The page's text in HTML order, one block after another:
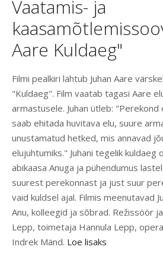
Vaatamis- ja
Aare Kuldaeg"
Filmi pealkiri lähtub Juhan Aare
"Kuldaeg". Film vaatab tagasi Aare
armastusele. Juhan ütleb: "Perekond
saab ehitada huvitava elu, suure
unustamatud hetked, mis annavad
elujuhtumiks." Juhani tegelik kuldaeg
abikaasa Anuga ja pühendumus
suurest perekonnast ja just suur
vaid kuldsel ajal. Filmis meenutavad
Anu, kolleegid ja sõbrad. Režissöör
Lepp, toimetaja Hannula Lepp,
Indrek Mänd. Loe lisaks